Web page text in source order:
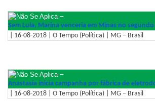
–
Sem Lula, Marina venceria em Minas no
| 16-08-2018 | O Tempo (Política) | MG – Brasil
–
Anastasia inicia campanha por fábrica de
| 16-08-2018 | O Tempo (Política) | MG – Brasil